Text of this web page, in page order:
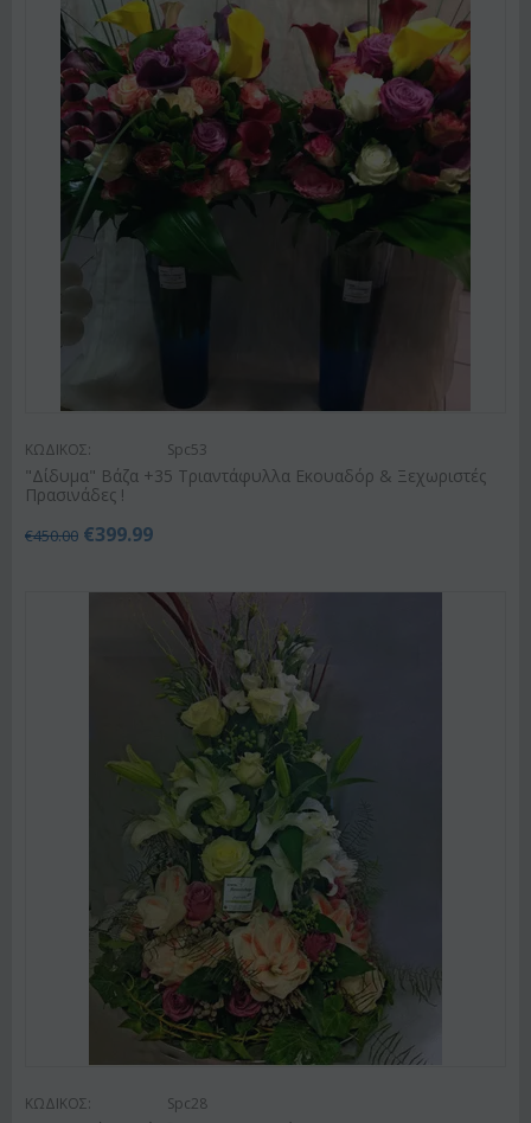
ΚΩΔΙΚΟΣ: Spc53
"Δίδυμα" Βάζα +35 Τριαντάφυλλα Εκουαδόρ & Ξεχωριστές
Πρασινάδες !
€450.00 €399.99
ΚΩΔΙΚΟΣ: Spc28